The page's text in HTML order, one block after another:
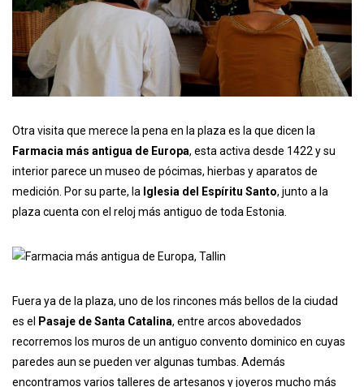
Otra visita que merece la pena en la plaza es la que dicen la
Farmacia más antigua de Europa, esta activa desde 1422 y su
interior parece un museo de pócimas, hierbas y aparatos de
medición. Por su parte, la Iglesia del Espíritu Santo, junto a la
plaza cuenta con el reloj más antiguo de toda Estonia.
Fuera ya de la plaza, uno de los rincones más bellos de la ciudad
es el
Pasaje de Santa Catalina, entre arcos abovedados
recorremos los muros de un antiguo convento dominico en cuyas
paredes aun se pueden ver algunas tumbas. Además
encontramos varios talleres de artesanos y joyeros mucho más